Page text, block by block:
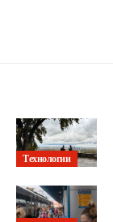
Технологии